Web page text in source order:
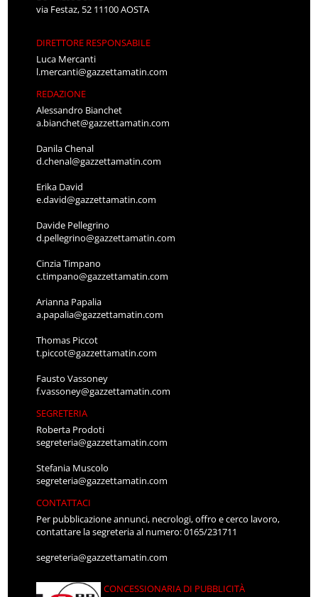
via Festaz, 52 11100 AOSTA
DIRETTORE RESPONSABILE
Luca Mercanti
l.mercanti@gazzettamatin.com
REDAZIONE
Alessandro Bianchet
a.bianchet@gazzettamatin.com
Danila Chenal
d.chenal@gazzettamatin.com
Erika David
e.david@gazzettamatin.com
Davide Pellegrino
d.pellegrino@gazzettamatin.com
Cinzia Timpano
c.timpano@gazzettamatin.com
Arianna Papalia
a.papalia@gazzettamatin.com
Thomas Piccot
t.piccot@gazzettamatin.com
Fausto Vassoney
f.vassoney@gazzettamatin.com
SEGRETERIA
Roberta Prodoti
segreteria@gazzettamatin.com
Stefania Muscolo
segreteria@gazzettamatin.com
CONTATTACI
Per pubblicazione annunci, necrologi, offro e cerco lavoro,
contattare la segreteria al numero: 0165/231711
segreteria@gazzettamatin.com
CONCESSIONARIA DI PUBBLICITÀ